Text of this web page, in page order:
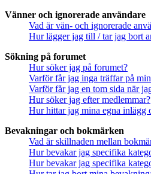
Vänner och ignorerade användare
Vad är vän- och ignorerade
Hur lägger jag till / tar jag bort
Sökning på forumet
Hur söker jag på forumet?
Varför får jag inga träffar på
Varför får jag en tom sida när
Hur söker jag efter medlemmar?
Hur hittar jag mina egna inlägg
Bevakningar och bokmärken
Vad är skillnaden mellan
Hur bevakar jag specifika
Hur bevakar jag specifika